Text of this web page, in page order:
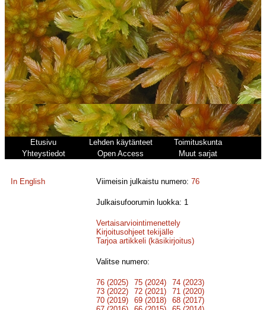
Etusivu Lehden käytänteet
Toimituskunta
Yhteystiedot
Open Access Muut sarjat
In English Viimeisin julkaistu numero:76
Julkaisufoorumin luokka: 1
Vertaisarviointimenettely
Kirjoitusohjeet tekijälle
Tarjoa artikkeli (käsikirjoitus)
Valitse numero:
76 (2025) 75 (2024)
74 (2023)
73 (2022)
72 (2021)
71 (2020)
70 (2019)
69 (2018)
68 (2017)